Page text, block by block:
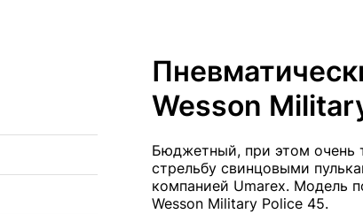
Wesson
Бюджетный, при этом очень
стрельбу свинцовыми
компанией Umarex. Модель
Wesson Military Police 45.